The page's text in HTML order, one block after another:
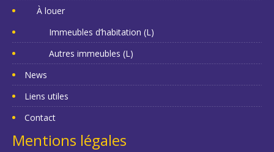
À louer
Immeubles d’habitation (L)
Autres immeubles (L)
News
Liens utiles
Contact
Mentions légales